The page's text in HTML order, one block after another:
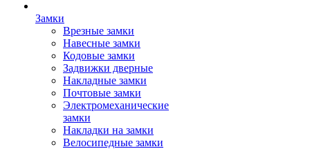
Замки
Врезные замки
Навесные замки
Кодовые замки
Задвижки дверные
Накладные замки
Почтовые замки
Электромеханические
замки
Накладки на замки
Велосипедные замки